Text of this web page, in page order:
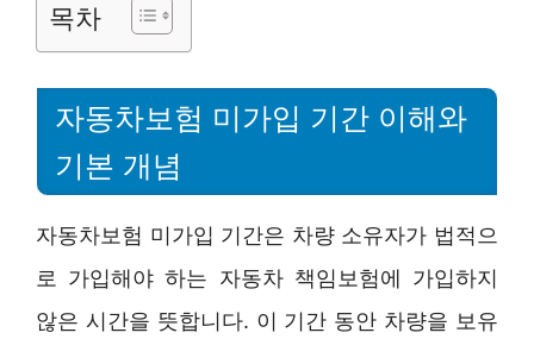
목차
자동차보험 미가입 기간 이해와
기본 개념
자동차보험 미가입 기간은 차량 소유자가 법적으
로 가입해야 하는 자동차 책임보험에 가입하지
않은 시간을 뜻합니다. 이 기간 동안 차량을 보유